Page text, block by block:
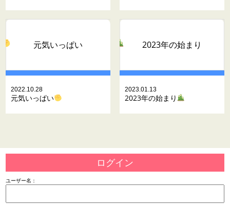
元気いっぱい
2022.10.28
元気いっぱい
2023年の始まり
2023.01.13
2023年の始まり
ログイン
ユーザー名：